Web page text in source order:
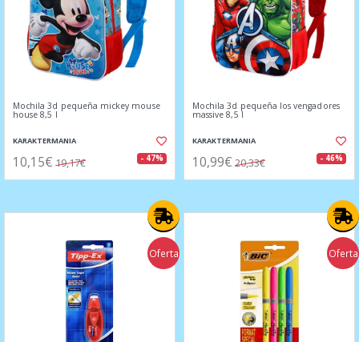
Mochila 3d pequeña mickey mouse
house 8,5 l
KARAKTERMANIA
10,15€ 19,17€ - 47%
Mochila 3d pequeña los vengadores
massive 8,5 l
KARAKTERMANIA
10,99€ 20,33€ - 46%
Oferta Oferta